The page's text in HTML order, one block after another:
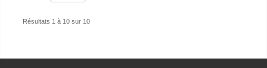
Résultats 1 à 10 sur 10